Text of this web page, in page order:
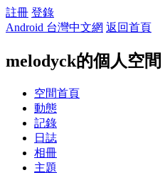
註冊 登錄
Android 台灣中文網 返回首頁
melodyck的個人空間
空間首頁
動態
記錄
日誌
相冊
主題